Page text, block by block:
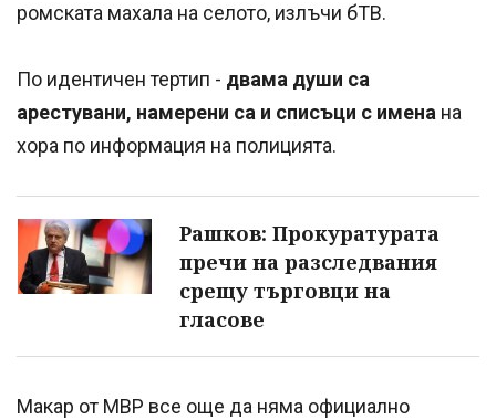
ромската махала на селото, излъчи бТВ.
По идентичен тертип - двама души са
арестувани, намерени са и списъци с имена на
хора по информация на полицията.
Рашков: Прокуратурата
пречи на разследвания
срещу търговци на
гласове
Макар от МВР все още да няма официално